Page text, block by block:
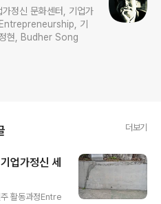
정신 문화센터, 기업가
Entrepreneurship, 기
정현, Budher Song
더보기
업가정신 세
활동과정Entre